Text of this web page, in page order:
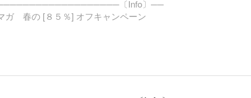
〔Info〕──
ガ 春の [８５％] オフキャンペーン